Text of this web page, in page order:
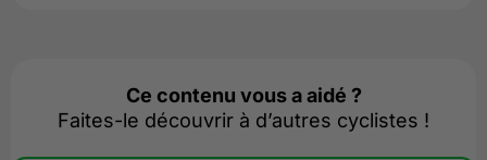
Ce contenu vous a aidé ?
Faites-le découvrir à d’autres cyclistes !